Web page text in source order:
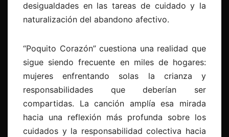
desigualdades en las tareas de cuidado y la
naturalización del abandono afectivo.
“Poquito Corazón” cuestiona una realidad que
sigue siendo frecuente en miles de hogares:
mujeres enfrentando solas la crianza y
responsabilidades que deberían ser
compartidas. La canción amplía esa mirada
hacia una reflexión más profunda sobre los
cuidados y la responsabilidad colectiva hacia